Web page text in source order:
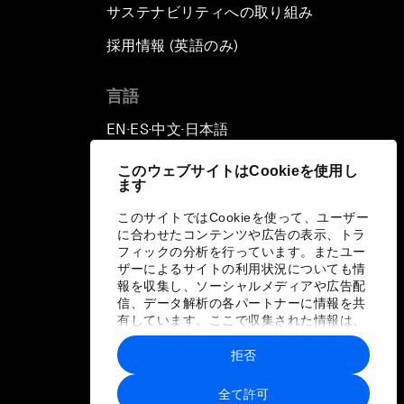
このウェブサイトはCookieを使用し
ます
このサイトではCookieを使って、ユーザー
に合わせたコンテンツや広告の表示、トラ
フィックの分析を行っています。またユー
ザーによるサイトの利用状況についても情
報を収集し、ソーシャルメディアや広告配
信、データ解析の各パートナーに情報を共
有しています。ここで収集された情報は、
ユーザーが各パートナーに提供した他の情
報や各パートナーのサービスを使用した際
に収集された情報と組み合わされ、各パー
トナーによって使用されることがありま
全て許可
拒否
サステナビリティへの取り組み
採用情報 (英語のみ)
言語
EN ▪ ES▪中文▪ 日本語